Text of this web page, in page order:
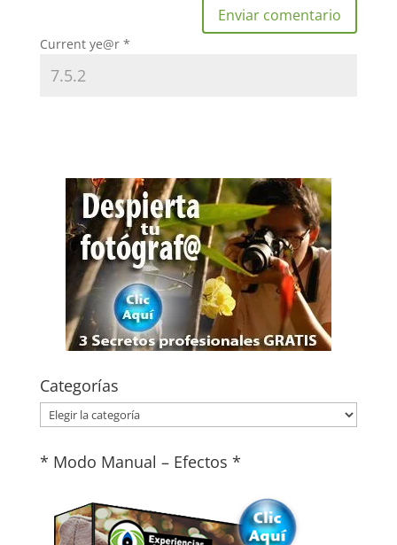
Current ye@r *
Categorías
Categorías
* Modo Manual – Efectos *